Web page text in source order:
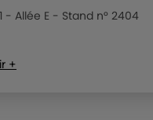
- Allée E - Stand n° 2404
+